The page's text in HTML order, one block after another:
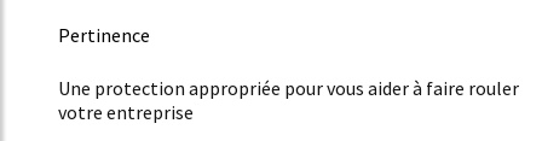
Pertinence
Une protection appropriée pour vous aider à faire rouler
votre entreprise